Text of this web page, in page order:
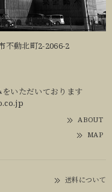
不動北町2-2066-2
いただいております
ABOUT
MAP
送料について